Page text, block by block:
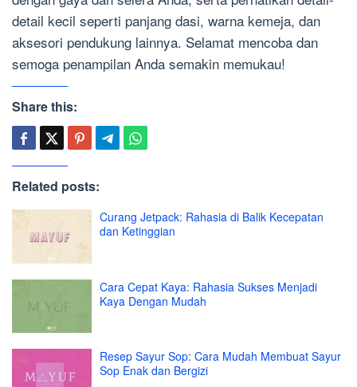
detail kecil seperti panjang dasi, warna kemeja, dan
aksesori pendukung lainnya. Selamat mencoba dan
semoga penampilan Anda semakin memukau!
Share this:
Related posts:
Curang Jetpack: Rahasia di Balik Kecepatan
dan Ketinggian
Cara Cepat Kaya: Rahasia Sukses Menjadi
Kaya Dengan Mudah
Resep Sayur Sop: Cara Mudah Membuat Sayur
Sop Enak dan Bergizi